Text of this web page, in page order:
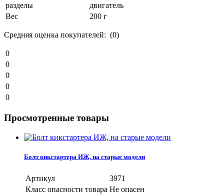
разделы
двигатель
Вес
200 г
Средняя оценка покупателей: (0)
0
0
0
0
0
Просмотренные товары
Болт кикстартера ИЖ, на старые модели
Артикул
3971
Класс опасности товара Не опасен